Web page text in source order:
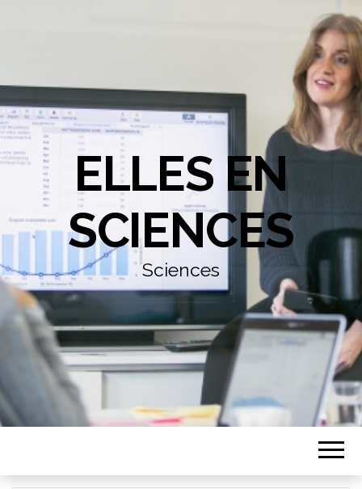
ELLES EN
SCIENCES
Sciences